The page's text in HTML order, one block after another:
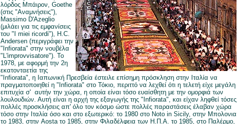
λόρδος Μπάιρον, Goethe
(στις "Αναμνήσεις"),
Massimo D'Azeglio
(μιλάει για τις εμφανίσεις
του "I miei ricordi"), H.C.
Andersen (περιγράφει την
"Infiorata" στην νουβέλα
"L'improvvisatore"). Το
1978, με αφορμή την 2η
εκατονταετία της
"Infiorata", η Ιαπωνική Πρεσβεία έστειλε επίσημη πρόσκληση στην Ιταλία να
πραγματοποιηθεί η "Infiorata" στο Τόκιο, περιττό να λεχθεί ότι η τελετή είχε μεγάλη
επιτυχία σ' αυτήν την χώρα, η οποία είναι τόσο ευαίσθητη με την ομορφιά των
λουλουδιών. Αυτή είναι η αρχή της εξαγωγής της "Infiorata", και είχαν ληφθεί τόσες
πολλές προσκλήσεις απ' όλο τον κόσμο ώστε πολλές παραστάσεις έλαβαν χώρα
τόσο στην Ιταλία όσο και στο εξωτερικό: το 1980 στο Noto in Sicily, στην Μπολονια
το 1983, στην Aosta το 1985, στην Φιλαδέλφεια των Η.Π.Α. το 1985, στο Παλέρμο,